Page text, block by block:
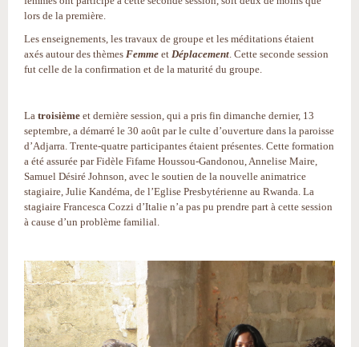
lors de la première.
Les enseignements, les travaux de groupe et les méditations étaient
axés autour des thèmes Femme et Déplacement. Cette seconde session
fut celle de la confirmation et de la maturité du groupe.
La troisième et dernière session, qui a pris fin dimanche dernier, 13
septembre, a démarré le 30 août par le culte d’ouverture dans la paroisse
d’Adjarra. Trente-quatre participantes étaient présentes. Cette formation
a été assurée par Fidèle Fifame Houssou-Gandonou, Annelise Maire,
Samuel Désiré Johnson, avec le soutien de la nouvelle animatrice
stagiaire, Julie Kandéma, de l’Eglise Presbytérienne au Rwanda. La
stagiaire Francesca Cozzi d’Italie n’a pas pu prendre part à cette session
à cause d’un problème familial.